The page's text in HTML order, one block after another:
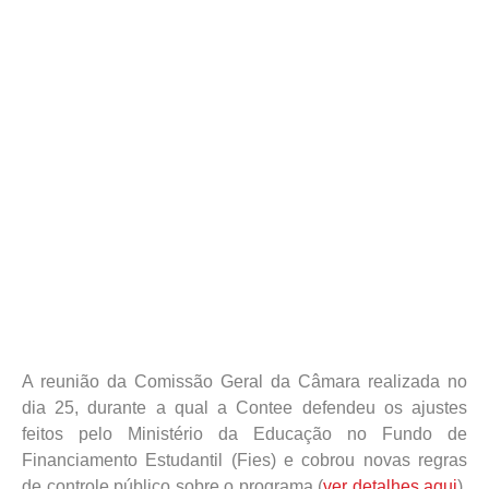
A reunião da Comissão Geral da Câmara realizada no
dia 25, durante a qual a Contee defendeu os ajustes
feitos pelo Ministério da Educação no Fundo de
Financiamento Estudantil (Fies) e cobrou novas regras